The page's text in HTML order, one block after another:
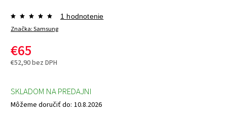
Značka:Samsung
1 hodnotenie
€65
€52,90 bez DPH
SKLADOM NA PREDAJNI
Môžeme doručiť do: 10.8.2026